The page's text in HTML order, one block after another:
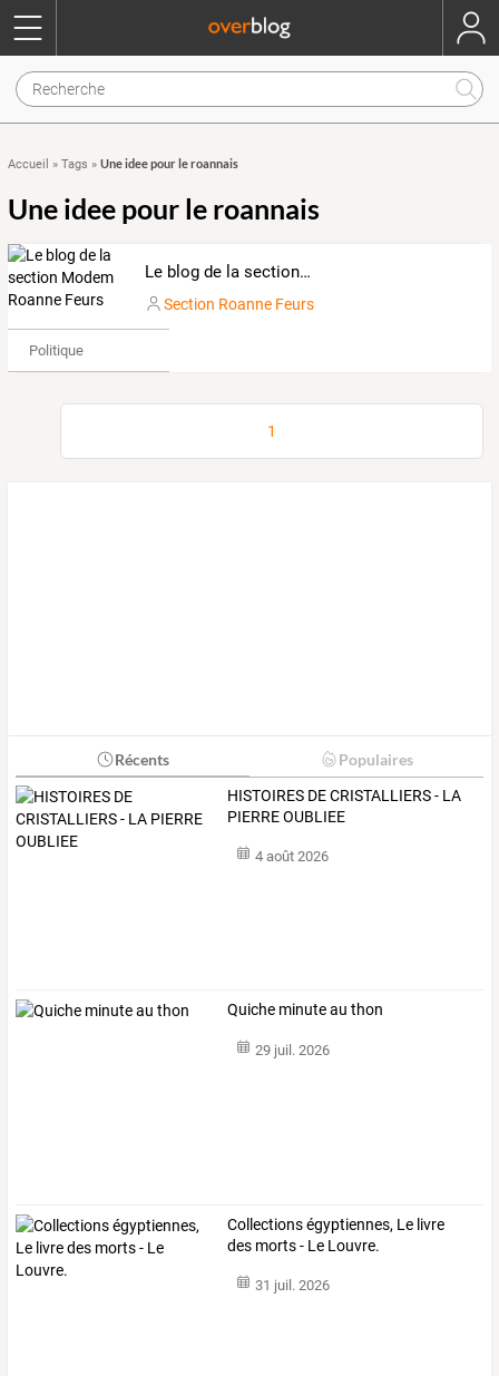
Accueil » Tags » Une idee pour le roannais
Une idee pour le roannais
Le blog de la section Modem Roanne Feurs
Section Roanne Feurs
Politique
1
Récents Populaires
HISTOIRES DE CRISTALLIERS - LA
PIERRE OUBLIEE
4 août 2026
Quiche minute au thon
29 juil. 2026
Collections égyptiennes, Le livre
des morts - Le Louvre.
31 juil. 2026